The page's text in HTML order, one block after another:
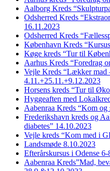
Aalborg Kreds
Odsherred Kreds
16.11.2023
Odsherred Kreds
København Kreds
Køge kreds “Tur til
Aarhus Kreds “Foredrag
Vejle Kreds “Lækker mad
4.11.+25.11.+9.12.2023
Horsens kreds “Tur til
Hyggeaften med
Aabenraa Kreds “Kom og
Frederikshavn kreds og
diabetes” 14.10.2023
Vejle kreds “Kom med i
Landsmøde 8.10.2023
Efterårskursus i Odense
Aabenraa Kreds”Mad,